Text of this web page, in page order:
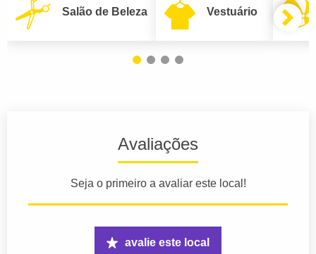
Salão de Beleza Vestuário
Avaliações
Seja o primeiro a avaliar este local!
avalie este local